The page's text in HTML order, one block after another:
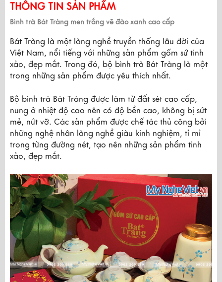
THÔNG TIN SẢN PHẨM
Bình trà Bát Tràng men trắng vẽ đào xanh cao cấp
Bát Tràng là một làng nghề truyền thống lâu đời của
Việt Nam, nổi tiếng với những sản phẩm gốm sứ tinh
xảo, đẹp mắt. Trong đó, bộ bình trà Bát Tràng là một
trong những sản phẩm được yêu thích nhất.
Bộ bình trà Bát Tràng được làm từ đất sét cao cấp,
nung ở nhiệt độ cao nên có độ bền cao, không bị sứt
mẻ, nứt vỡ. Các sản phẩm được chế tác thủ công bởi
những nghệ nhân làng nghề giàu kinh nghiệm, tỉ mỉ
trong từng đường nét, tạo nên những sản phẩm tinh
xảo, đẹp mắt.